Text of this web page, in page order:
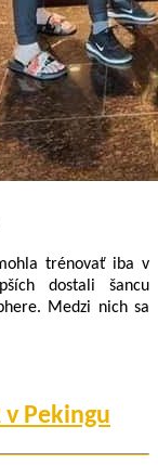
trénovať iba v
dostali šancu
Medzi nich sa
Pekingu